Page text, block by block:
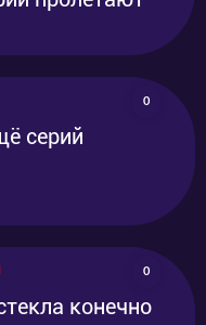
0
серий
0
конечно